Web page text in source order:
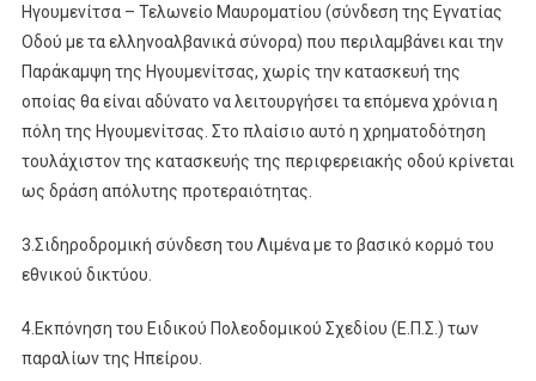
Ηγουμενίτσα – Τελωνείο Μαυροματίου (σύνδεση της Εγνατίας
Οδού με τα ελληνοαλβανικά σύνορα) που περιλαμβάνει και την
Παράκαμψη της Ηγουμενίτσας, χωρίς την κατασκευή της
οποίας θα είναι αδύνατο να λειτουργήσει τα επόμενα χρόνια η
πόλη της Ηγουμενίτσας. Στο πλαίσιο αυτό η χρηματοδότηση
τουλάχιστον της κατασκευής της περιφερειακής οδού κρίνεται
ως δράση απόλυτης προτεραιότητας.
3.Σιδηροδρομική σύνδεση του Λιμένα με το βασικό κορμό του
εθνικού δικτύου.
4.Εκπόνηση του Ειδικού Πολεοδομικού Σχεδίου (Ε.Π.Σ.) των
παραλίων της Ηπείρου.